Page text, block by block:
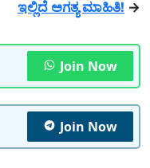
ಇಲ್ಲಿದೆ ಅಗತ್ಯ ಮಾಹಿತಿ! →
Join Now
Join Now